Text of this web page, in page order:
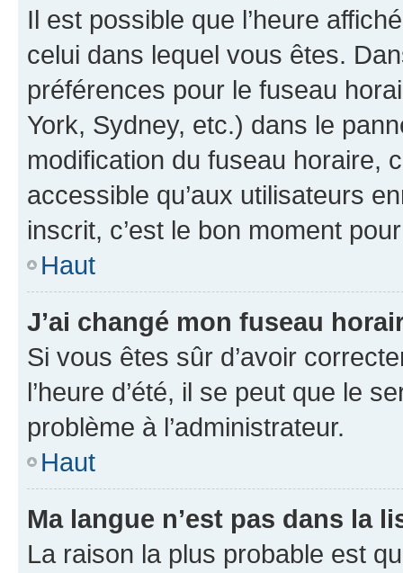
Il est possible que l’heure
celui dans lequel vous êtes.
préférences pour le fuseau
York, Sydney, etc.) dans le
modification du fuseau horaire,
accessible qu’aux utilisateurs
inscrit, c’est le bon moment
Haut
J’ai changé mon fuseau
Si vous êtes sûr d’avoir
l’heure d’été, il se peut que le
problème à l’administrateur.
Haut
Ma langue n’est pas dans la
La raison la plus probable est